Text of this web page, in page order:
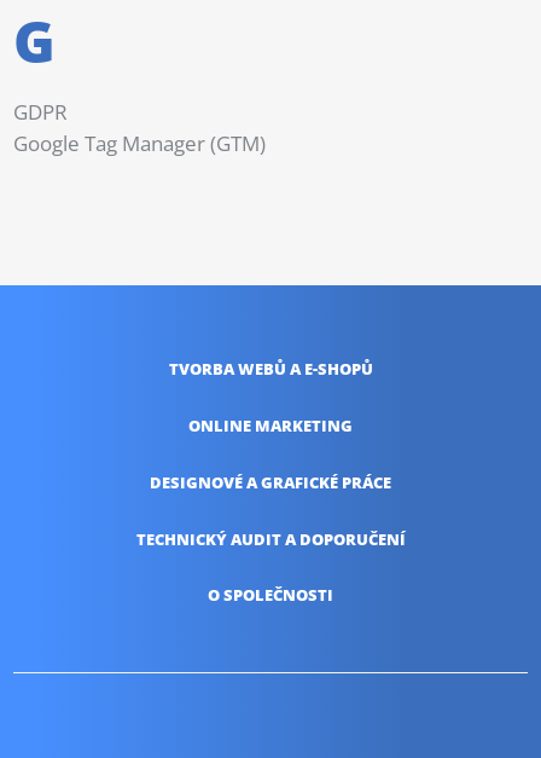
G
GDPR
Google Tag Manager (GTM)
TVORBA WEBŮ A E-SHOPŮ
ONLINE MARKETING
DESIGNOVÉ AGRAFICKÉ PRÁCE
TECHNICKÝ AUDITA DOPORUČENÍ
O SPOLEČNOSTI